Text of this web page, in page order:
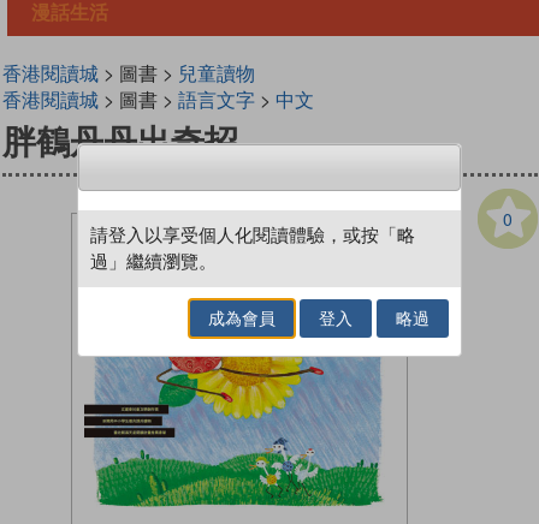
漫話生活
香港閱讀城> 圖書 > 兒童讀物
香港閱讀城> 圖書 > 語言文字> 中文
胖鶴丹丹出奇招
0
請登入以享受個人化閱讀體驗，或按「略
過」繼續瀏覽。
成為會員 登入 略過